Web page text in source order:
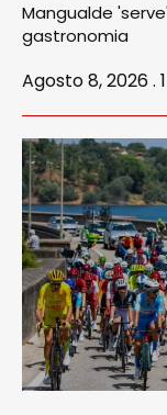
Mangualde
gastronomia
Agosto 8, 2026 .